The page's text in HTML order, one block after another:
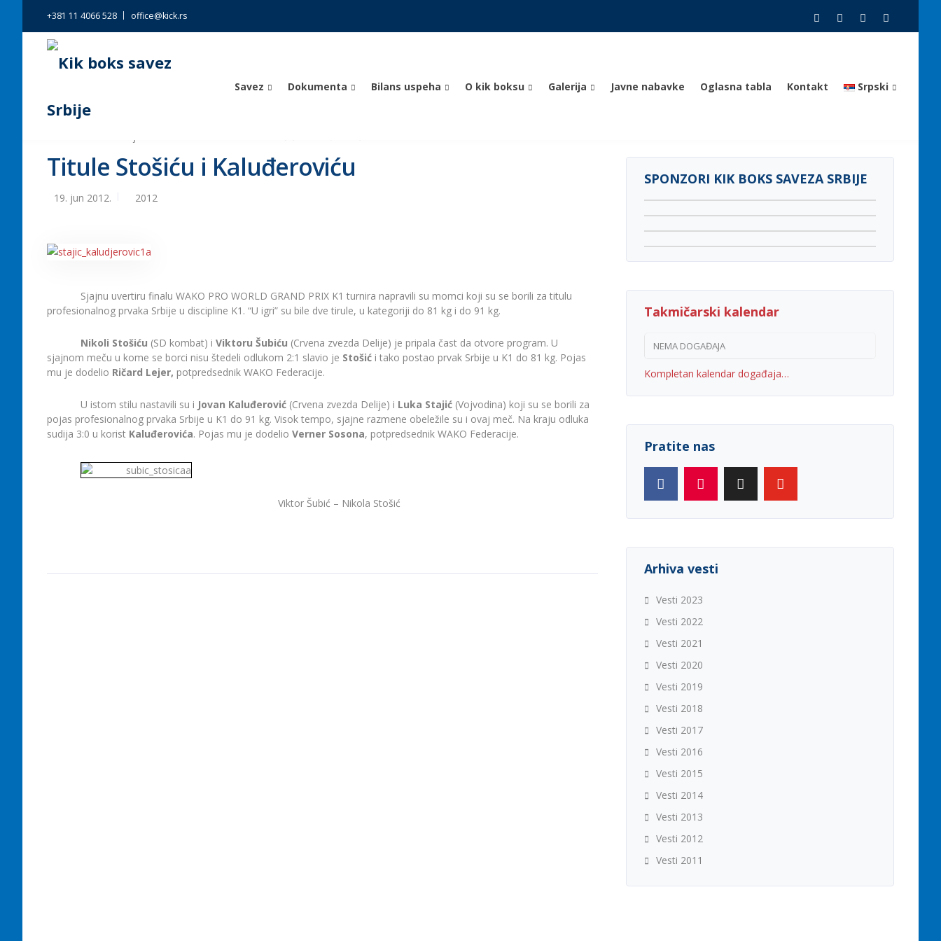
+381 11 4066 528 office@kick.rs
Savez Dokumenta Bilans uspeha O kik boksu Galerija Javne nabavke Oglasna tabla Kontakt Srpski
Titule Stošiću i Kaluđeroviću
19. jun 2012. 2012
Sjajnu uvertiru finalu WAKO PRO WORLD GRAND PRIX K1 turnira napravili su momci koji su se borili za titulu
profesionalnog prvaka Srbije u discipline K1. “U igri” su bile dve tirule, u kategoriji do 81 kg i do 91 kg.
Nikoli Stošiću (SD kombat) i Viktoru Šubiću (Crvena zvezda Delije) je pripala čast da otvore program. U
sjajnom meču u kome se borci nisu štedeli odlukom 2:1 slavio je Stošić i tako postao prvak Srbije u K1 do 81 kg. Pojas
mu je dodelio Ričard Lejer, potpredsednik WAKO Federacije.
U istom stilu nastavili su i Jovan Kaluđerović (Crvena zvezda Delije) i Luka Stajić (Vojvodina) koji su se borili za
pojas profesionalnog prvaka Srbije u K1 do 91 kg. Visok tempo, sjajne razmene obeležile su i ovaj meč. Na kraju odluka
sudija 3:0 u korist Kaluđerovića. Pojas mu je dodelio Verner Sosona, potpredsednik WAKO Federacije.
Viktor Šubić – Nikola Stošić
SPONZORI KIK BOKS SAVEZA SRBIJE
Takmičarski kalendar
NEMA DOGAĐAJA
Kompletan kalendar događaja…
Pratite nas
Arhiva vesti
Vesti 2023
Vesti 2022
Vesti 2021
Vesti 2020
Vesti 2019
Vesti 2018
Vesti 2017
Vesti 2016
Vesti 2015
Vesti 2014
Vesti 2013
Vesti 2012
Vesti 2011